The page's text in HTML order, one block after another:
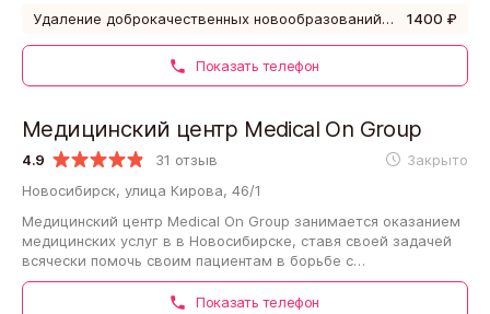
Показать телефон
Удаление доброкачественных новообразований (папилломы, невусы- родинки, кератомы) лицо и шея, аппаратом "Фотек"- 1 ед. от 6 до 10 мм 1400 ₽
4.9 31 отзыв Закрыто
Медицинский центр Medical On Group
Новосибирск, улица Кирова, 46/1
Медицинский центр Medical On Group занимается оказанием
медицинских услуг в в Новосибирске, ставя своей задачей
всячески помочь своим пациентам в борьбе с
заболеваниями. Рейтинг на сайте - 4.9. Часть…
Показать телефон